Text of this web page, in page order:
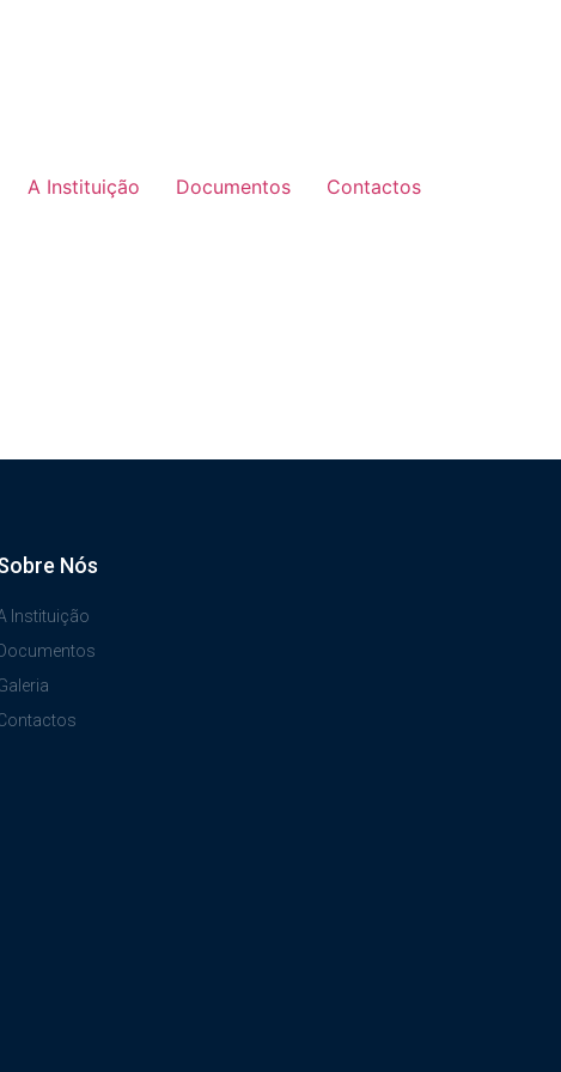
A Instituição Documentos Contactos
Nós
Instituição
Documentos